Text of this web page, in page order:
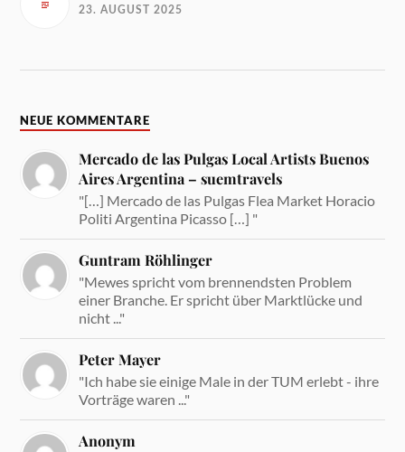
23. AUGUST 2025
NEUE KOMMENTARE
Mercado de las Pulgas Local Artists Buenos
Aires Argentina – suemtravels
"[…] Mercado de las Pulgas Flea Market Horacio
Politi Argentina Picasso […] "
Guntram Röhlinger
"Mewes spricht vom brennendsten Problem
einer Branche. Er spricht über Marktlücke und
nicht ..."
Peter Mayer
"Ich habe sie einige Male in der TUM erlebt - ihre
Vorträge waren ..."
Anonym